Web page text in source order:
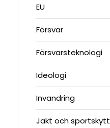
EU
Försvar
Försvarsteknologi
Ideologi
Invandring
Jakt och